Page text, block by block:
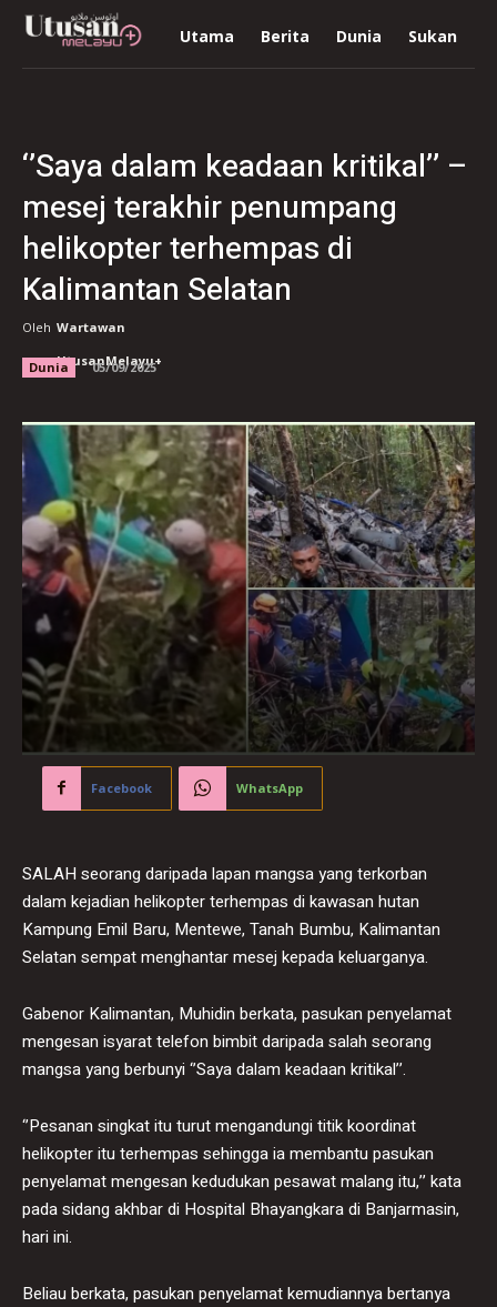
Utama Berita Dunia Sukan
‘’Saya dalam keadaan kritikal’’ –
mesej terakhir penumpang
helikopter terhempas di
Kalimantan Selatan
Oleh Wartawan
UtusanMelayu+
Dunia 05/09/2025
Facebook WhatsApp
SALAH seorang daripada lapan mangsa yang terkorban
dalam kejadian helikopter terhempas di kawasan hutan
Kampung Emil Baru, Mentewe, Tanah Bumbu, Kalimantan
Selatan sempat menghantar mesej kepada keluarganya.
Gabenor Kalimantan, Muhidin berkata, pasukan penyelamat
mengesan isyarat telefon bimbit daripada salah seorang
mangsa yang berbunyi ‘’Saya dalam keadaan kritikal’’.
‘’Pesanan singkat itu turut mengandungi titik koordinat
helikopter itu terhempas sehingga ia membantu pasukan
penyelamat mengesan kedudukan pesawat malang itu,’’ kata
pada sidang akhbar di Hospital Bhayangkara di Banjarmasin,
hari ini.
Beliau berkata, pasukan penyelamat kemudiannya bertanya